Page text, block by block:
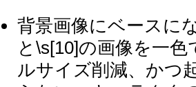
背景画像にベースに
と\s[10]の画像を一
ルサイズ削減、かつ